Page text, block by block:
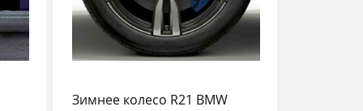
Зимнее колесо R21 BMW